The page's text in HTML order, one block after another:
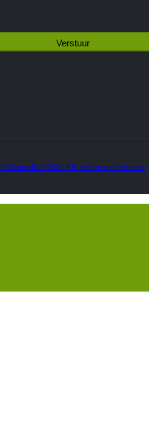
© Heatmedia.nl 2024. Alle rechten voorbehouden